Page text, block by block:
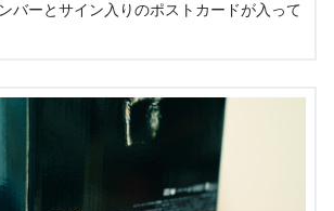
バーとサイン入りのポストカードが入って